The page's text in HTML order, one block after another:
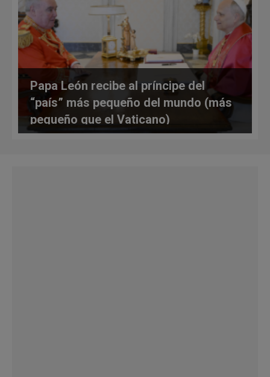
Papa León recibe al príncipe del
“país” más pequeño del mundo (más
pequeño que el Vaticano)